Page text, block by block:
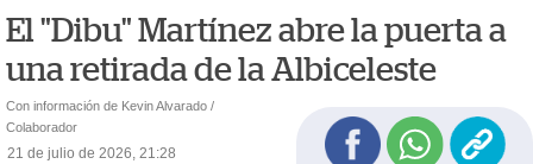
El "Dibu" Martínez abre la puerta a
una retirada de la Albiceleste
Con información de Kevin Alvarado /
Colaborador
21 de julio de 2026, 21:28